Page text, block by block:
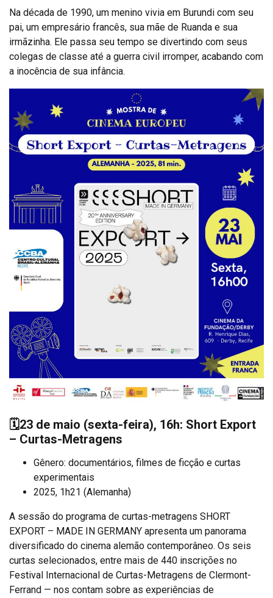
Na década de 1990, um menino vivia em Burundi com seu
pai, um empresário francês, sua mãe de Ruanda e sua
irmãzinha. Ele passa seu tempo se divertindo com seus
colegas de classe até a guerra civil irromper, acabando com
a inocência de sua infância.
🗓️23 de maio (sexta-feira), 16h: Short Export
– Curtas-Metragens
Gênero: documentários, filmes de ficção e curtas
experimentais
2025, 1h21 (Alemanha)
A sessão do programa de curtas-metragens SHORT
EXPORT – MADE IN GERMANY apresenta um panorama
diversificado do cinema alemão contemporâneo. Os seis
curtas selecionados, entre mais de 440 inscrições no
Festival Internacional de Curtas-Metragens de Clermont-
Ferrand — nos contam sobre as experiências de